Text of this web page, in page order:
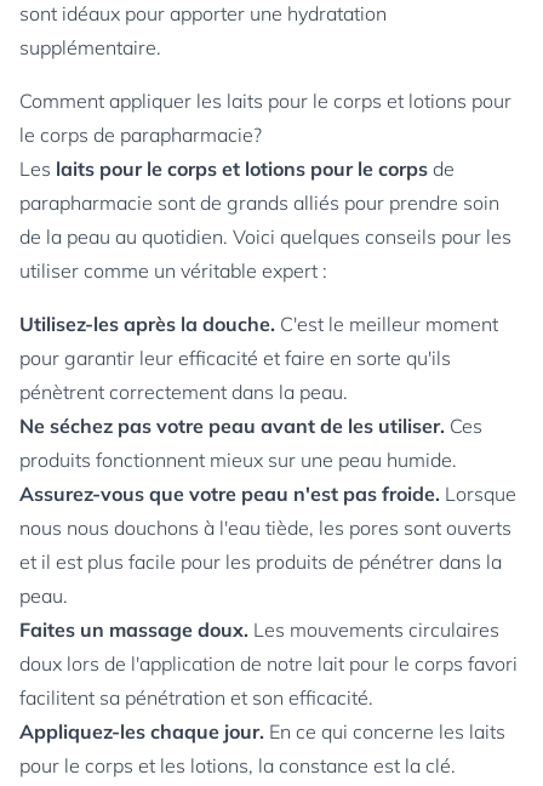
sont idéaux pour apporter une hydratation
supplémentaire.
Comment appliquer les laits pour le corps et lotions pour
le corps de parapharmacie?
Les laits pour le corps et lotions pour le corps de
parapharmacie sont de grands alliés pour prendre soin
de la peau au quotidien. Voici quelques conseils pour les
utiliser comme un véritable expert :
Utilisez-les après la douche. C'est le meilleur moment
pour garantir leur efficacité et faire en sorte qu'ils
pénètrent correctement dans la peau.
Ne séchez pas votre peau avant de les utiliser. Ces
produits fonctionnent mieux sur une peau humide.
Assurez-vous que votre peau n'est pas froide. Lorsque
nous nous douchons à l'eau tiède, les pores sont ouverts
et il est plus facile pour les produits de pénétrer dans la
peau.
Faites un massage doux. Les mouvements circulaires
doux lors de l'application de notre lait pour le corps favori
facilitent sa pénétration et son efficacité.
Appliquez-les chaque jour. En ce qui concerne les laits
pour le corps et les lotions, la constance est la clé.